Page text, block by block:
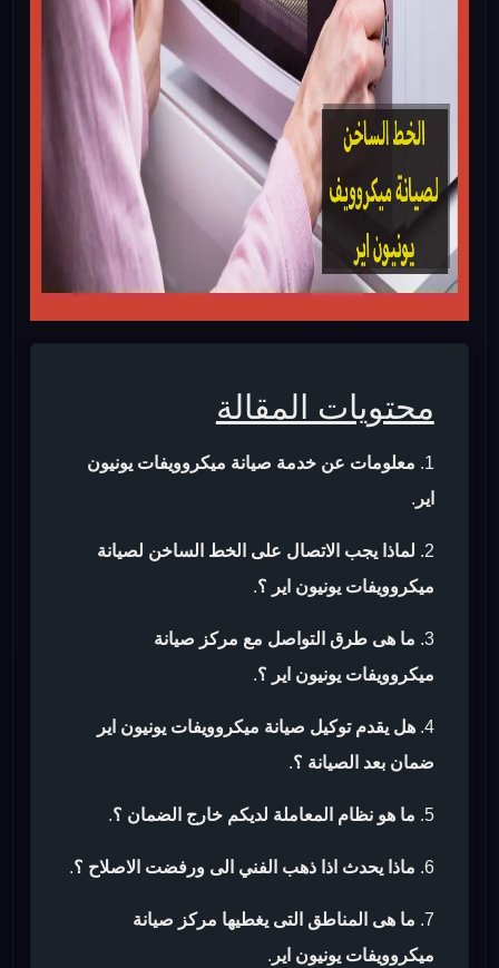
محتويات المقالة
معلومات عن خدمة صيانة ميكروويفات يونيون
اير .
لماذا يجب الاتصال على الخط الساخن لصيانة
ميكروويفات يونيون اير ؟.
ما هى طرق التواصل مع مركز صيانة
ميكروويفات يونيون اير ؟.
هل يقدم توكيل صيانة ميكروويفات يونيون اير
ضمان بعد الصيانة ؟.
ما هو نظام المعاملة لديكم خارج الضمان ؟.
ماذا يحدث اذا ذهب الفني الى ورفضت الاصلاح ؟.
ما هى المناطق التى يغطيها مركز صيانة
ميكروويفات يونيون اير .